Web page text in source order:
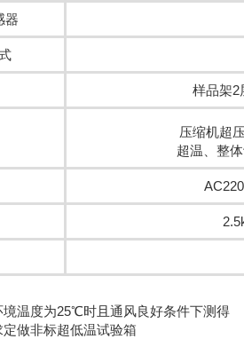
器
样品架2
压缩机超
超温、整
境温度为25℃时且通风良好条件下测得
做非标超低温试验箱